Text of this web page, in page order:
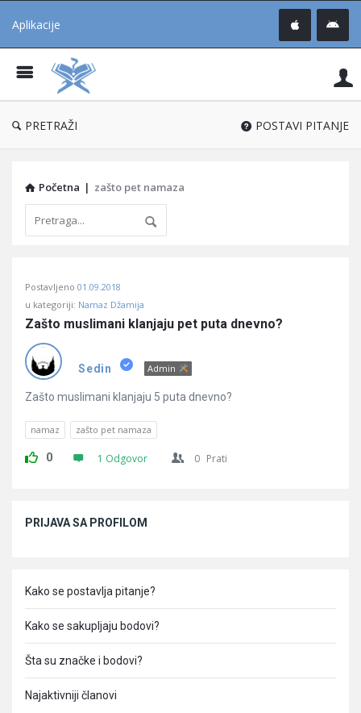
Aplikacije
®
PRETRAŽI POSTAVI PITANJE
Početna | zašto pet namaza
Učene
Latest
Pitanja
Postavljeno 01.09.2018
u kategoriji: Namaz Džamija
Zašto muslimani klanjaju pet puta dnevno?
Sedin Admin
Zašto muslimani klanjaju 5 puta dnevno?
namaz zašto pet namaza
0 1 Odgovor 0 Prati
PRIJAVA SA PROFILOM
Kako se postavlja pitanje?
Kako se sakupljaju bodovi?
Šta su značke i bodovi?
Najaktivniji članovi